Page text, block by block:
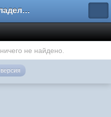
Форум владельцев интернет-магазинов
не найдено.